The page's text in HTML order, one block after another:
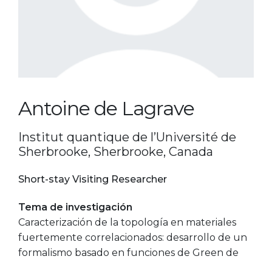
Antoine de Lagrave
Institut quantique de l’Université de
Sherbrooke, Sherbrooke, Canada
Short-stay Visiting Researcher
Tema de investigación
Caracterización de la topología en materiales
fuertemente correlacionados: desarrollo de un
formalismo basado en funciones de Green de